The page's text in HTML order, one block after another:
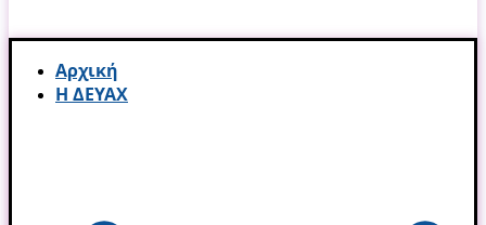
Αρχική
Η ΔΕΥΑΧ